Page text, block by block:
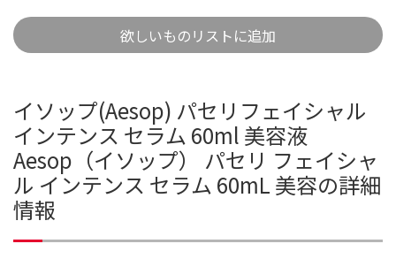
欲しいものリストに追加
イソップ(Aesop) パセリフェイシャル
インテンス セラム 60ml 美容液
Aesop（イソップ） パセリ フェイシャ
ル インテンス セラム 60mL 美容の詳細
情報